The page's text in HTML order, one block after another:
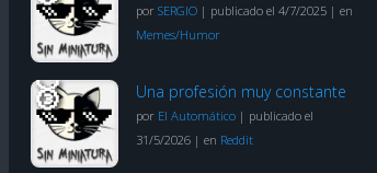
por SERGIO | publicado el 4/7/2025 | en
Memes/Humor
Una profesión muy constante
por El Automático | publicado el
31/5/2026 | en Reddit